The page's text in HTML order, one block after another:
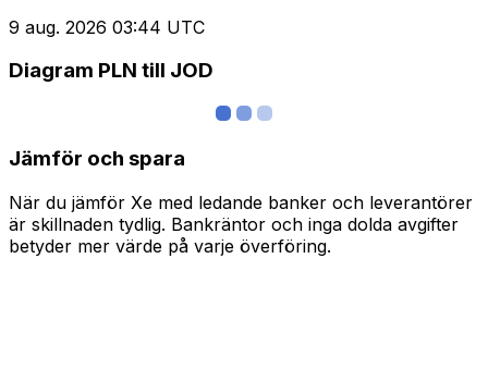
9 aug. 2026 03:44 UTC
Diagram PLN till JOD
Jämför och spara
När du jämför Xe med ledande banker och leverantörer
är skillnaden tydlig. Bankräntor och inga dolda avgifter
betyder mer värde på varje överföring.